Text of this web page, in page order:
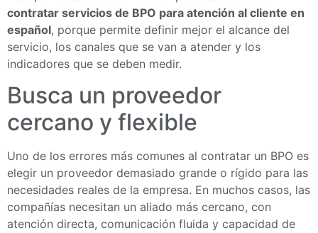
contratar servicios de BPO para atención al cliente en
español, porque permite definir mejor el alcance del
servicio, los canales que se van a atender y los
indicadores que se deben medir.
Busca un proveedor
cercano y flexible
Uno de los errores más comunes al contratar un BPO es
elegir un proveedor demasiado grande o rígido para las
necesidades reales de la empresa. En muchos casos, las
compañías necesitan un aliado más cercano, con
atención directa, comunicación fluida y capacidad de